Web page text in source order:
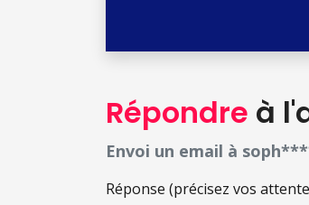
Répondre à
Envoi un email à
Réponse (précisez vos